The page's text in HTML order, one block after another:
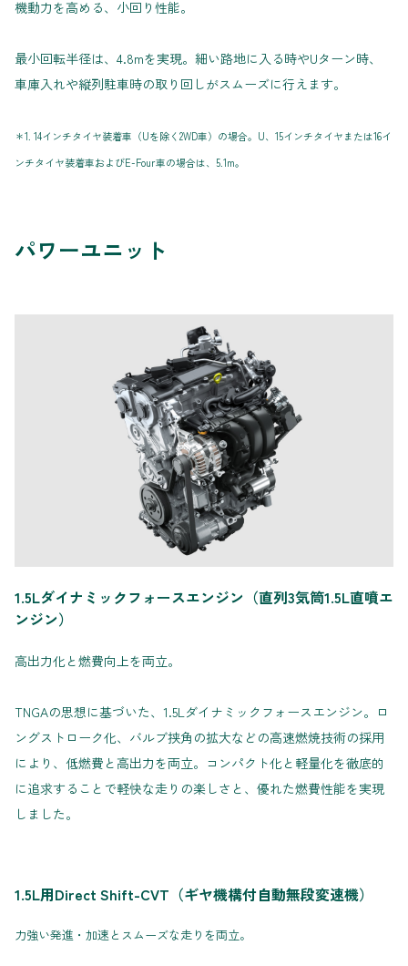
機動力を高める、小回り性能。
最小回転半径は、4.8mを実現。細い路地に入る時やUターン時、
車庫入れや縦列駐車時の取り回しがスムーズに行えます。
＊1. 14インチタイヤ装着車（Uを除く2WD車）の場合。U、15インチタイヤまたは16イ
ンチタイヤ装着車およびE-Four車の場合は、5.1m。
パワーユニット
1.5Lダイナミックフォースエンジン（直列3気筒1.5L直噴エ
ンジン）
高出力化と燃費向上を両立。
TNGAの思想に基づいた、1.5Lダイナミックフォースエンジン。ロ
ングストローク化、バルブ挟角の拡大などの高速燃焼技術の採用
により、低燃費と高出力を両立。コンパクト化と軽量化を徹底的
に追求することで軽快な走りの楽しさと、優れた燃費性能を実現
しました。
1.5L用Direct Shift-CVT（ギヤ機構付自動無段変速機）
力強い発進・加速とスムーズな走りを両立。